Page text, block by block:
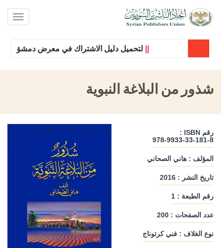
لتحميل دليل الاشتراك في معرض دمشق
شذور من البلاغة النبوية
رقم ISBN :
978-9933-33-181-8
المؤلف : هاني الصحاني
تاريخ النشر : 2016
رقم الطبعة : 1
عدد الصفحات : 200
نوع الغلاف : فني كرتوناج